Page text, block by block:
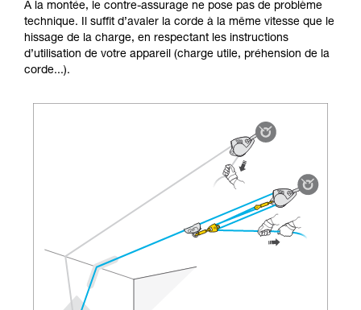
Nous donnons des exemples de techniques
liées à votre activité. Il peut en exister d’autres
que nous ne décrivons pas ici.
À la montée, le contre-assurage ne pose pas de problème
technique. Il suffit d’avaler la corde à la même vitesse que le
hissage de la charge, en respectant les instructions
d’utilisation de votre appareil (charge utile, préhension de la
corde...).